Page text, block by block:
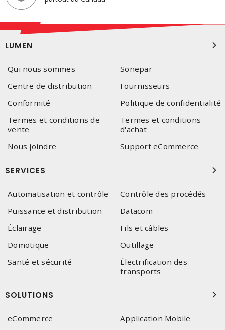
LUMEN
Qui nous sommes
Sonepar
Centre de distribution
Fournisseurs
Conformité
Politique de confidentialité
Termes et conditions de
vente
Termes et conditions
d'achat
Nous joindre
Support eCommerce
SERVICES
Automatisation et contrôle
Contrôle des procédés
Puissance et distribution
Datacom
Éclairage
Fils et câbles
Domotique
Outillage
Santé et sécurité
Électrification des
transports
SOLUTIONS
eCommerce
Application Mobile